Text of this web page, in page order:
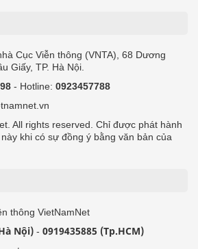
Cục Viễn thông (VNTA), 68 Dương
Giấy, TP. Hà Nội.
- Hotline: 0923457788
All rights reserved. Chỉ được phát hành
khi có sự đồng ý bằng văn bản của
thông VietNamNet
Nội) - 0919435885 (Tp.HCM)